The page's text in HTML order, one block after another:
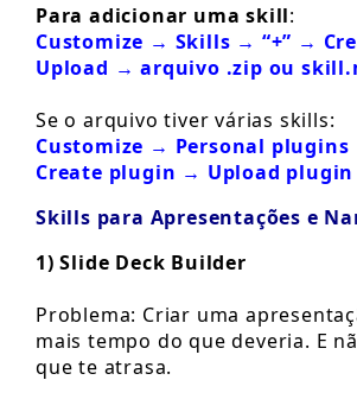
Para adicionar uma skill:
Customize → Skills → “+” →
Upload → arquivo .zip ou
Se o arquivo tiver várias skills:
Customize → Personal plugins
Create plugin → Upload plugin
Skills para Apresentações e
1) Slide Deck Builder
Problema: Criar uma
mais tempo do que deveria. E
que te atrasa.